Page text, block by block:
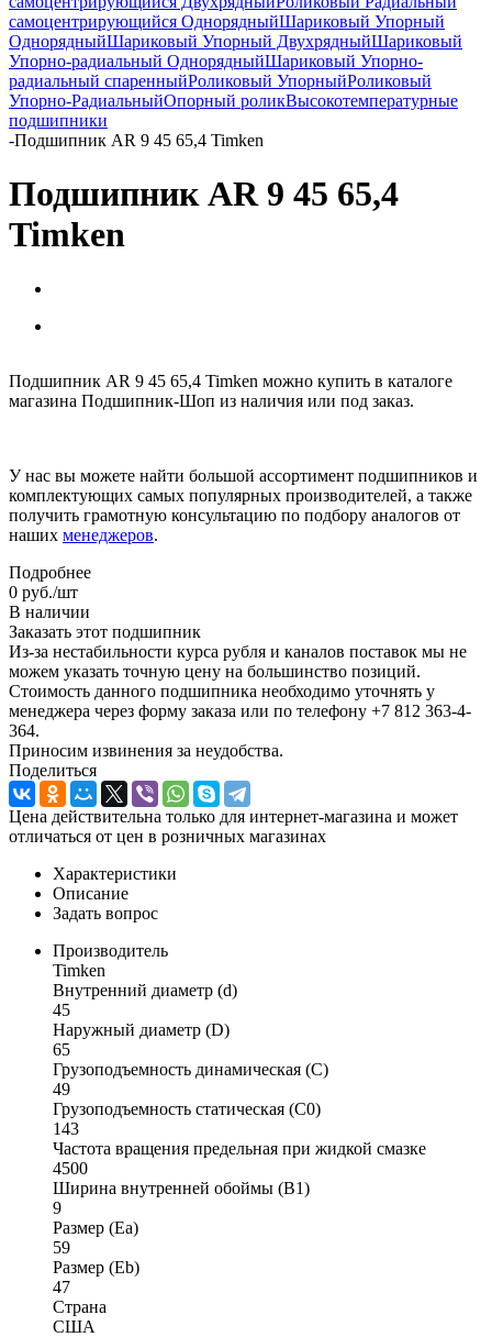
самоцентрирующийся ОднорядныйШариковый Упорный
ОднорядныйШариковый Упорный ДвухрядныйШариковый
Упорно-радиальный ОднорядныйШариковый Упорно-
радиальный спаренныйРоликовый УпорныйРоликовый
Упорно-РадиальныйОпорный роликВысокотемпературные
подшипники
-Подшипник AR 9 45 65,4 Timken
Подшипник AR 9 45 65,4
Timken
Подшипник AR 9 45 65,4 Timken можно купить в каталоге
магазина Подшипник-Шоп из наличия или под заказ.
У нас вы можете найти большой ассортимент подшипников и
комплектующих самых популярных производителей, а также
получить грамотную консультацию по подбору аналогов от
наших менеджеров.
Подробнее
0 руб./шт
В наличии
Заказать этот подшипник
Из-за нестабильности курса рубля и каналов поставок мы не
можем указать точную цену на большинство позиций.
Стоимость данного подшипника необходимо уточнять у
менеджера через форму заказа или по телефону +7 812 363-4-
364.
Приносим извинения за неудобства.
Поделиться
Цена действительна только для интернет-магазина и может
отличаться от цен в розничных магазинах
Характеристики
Описание
Задать вопрос
Производитель
Timken
Внутренний диаметр (d)
45
Наружный диаметр (D)
65
Грузоподъемность динамическая (C)
49
Грузоподъемность статическая (C0)
143
Частота вращения предельная при жидкой смазке
4500
Ширина внутренней обоймы (B1)
9
Размер (Ea)
59
Размер (Eb)
47
Страна
США